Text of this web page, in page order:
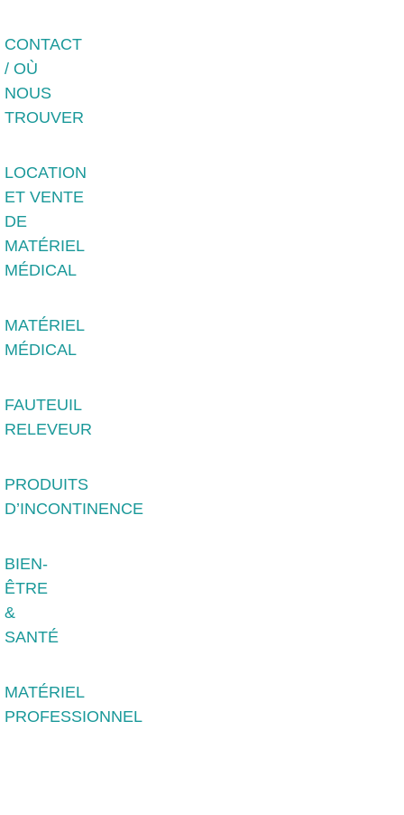
CONTACT
/ OÙ
NOUS
TROUVER
LOCATION
ET VENTE
DE
MATÉRIEL
MÉDICAL
MATÉRIEL
MÉDICAL
FAUTEUIL
RELEVEUR
PRODUITS
D’INCONTINENCE
BIEN-
ÊTRE
&
SANTÉ
MATÉRIEL
PROFESSIONNEL